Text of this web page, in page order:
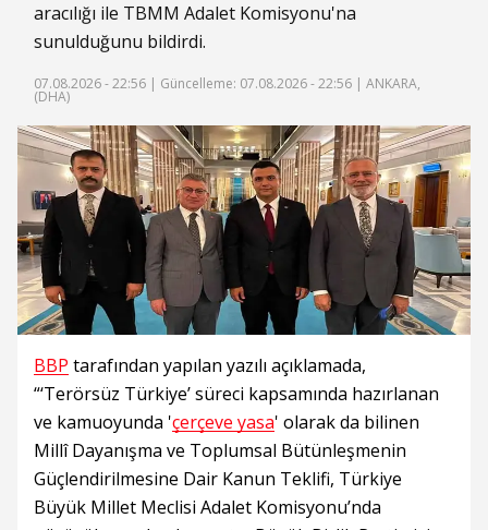
aracılığı ile TBMM Adalet Komisyonu'na
sunulduğunu bildirdi.
07.08.2026 - 22:56 | Güncelleme: 07.08.2026 - 22:56 | ANKARA,
(DHA)
BBP tarafından yapılan yazılı açıklamada,
“‘Terörsüz Türkiye’ süreci kapsamında hazırlanan
ve kamuoyunda 'çerçeve yasa' olarak da bilinen
Millî Dayanışma ve Toplumsal Bütünleşmenin
Güçlendirilmesine Dair Kanun Teklifi, Türkiye
Büyük Millet Meclisi Adalet Komisyonu’nda